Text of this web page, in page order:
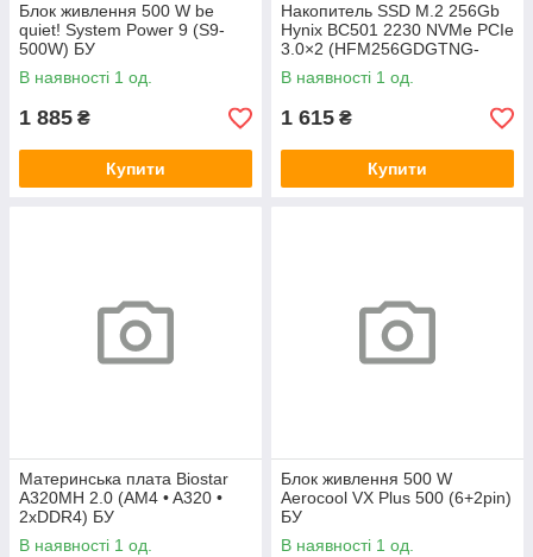
Блок живлення 500 W be
quiet! System Power 9 (S9-
500W) БУ
В наявності 1 од.
1 885 ₴
Купити
Накопитель SSD M.2 256Gb
Hynix BC501 2230 NVMe PCIe
3.0×2 (HFM256GDGTNG-
83A0A) 800/1600 БУ
В наявності 1 од.
1 615 ₴
Купити
Материнська плата Biostar
A320MH 2.0 (AM4 • A320 •
2xDDR4) БУ
В наявності 1 од.
Блок живлення 500 W
Aerocool VX Plus 500 (6+2pin)
БУ
В наявності 1 од.